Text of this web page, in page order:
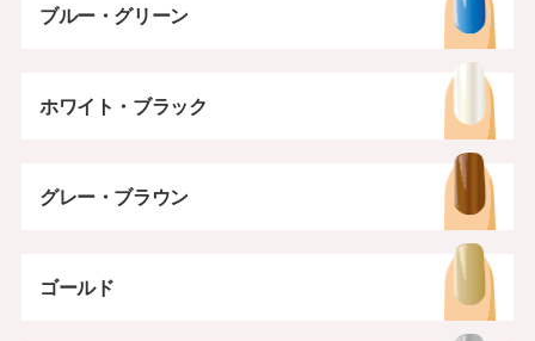
ブルー・グリーン
ホワイト・ブラック
グレー・ブラウン
ゴールド